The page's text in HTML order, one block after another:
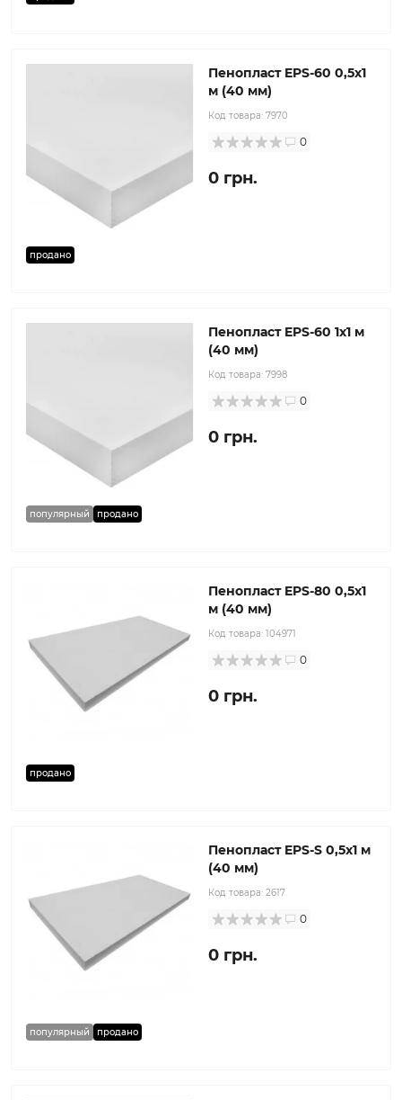
продано
Пенопласт EPS-60 0,5х1
м (40 мм)
Код товара: 7970
0
0 грн.
популярный продано
Пенопласт EPS-60 1x1 м
(40 мм)
Код товара: 7998
0
0 грн.
продано
Пенопласт EPS-80 0,5x1
м (40 мм)
Код товара: 104971
0
0 грн.
популярный продано
Пенопласт EPS-S 0,5х1 м
(40 мм)
Код товара: 2617
0
0 грн.